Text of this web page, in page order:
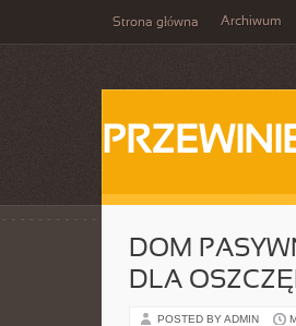
Strona główna Archiwum
DOM
DLA
POSTED BY ADMIN